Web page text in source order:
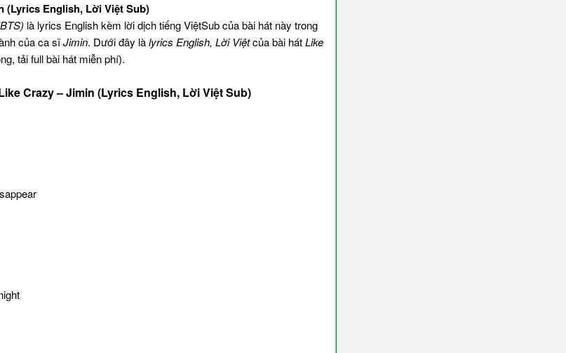
(Lyrics English, Lời Việt Sub)
là lyrics English kèm lời dịch tiếng ViệtSub của bài hát này trong
của ca sĩJimin. Dưới đây làlyrics English, Lời Việtcủa bài hátLike
tải full bài hát miễn phí).
Crazy – Jimin (Lyrics English, Lời Việt Sub)